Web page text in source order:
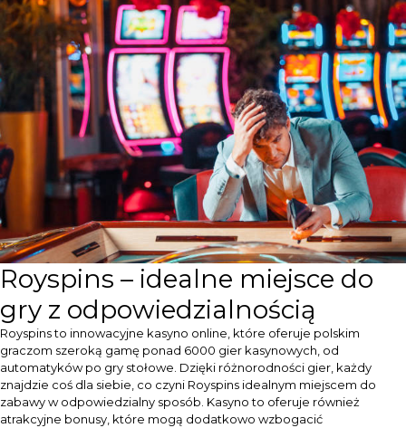
Royspins – idealne miejsce do
gry z odpowiedzialnością
Royspins to innowacyjne kasyno online, które oferuje polskim
graczom szeroką gamę ponad 6000 gier kasynowych, od
automatyków po gry stołowe. Dzięki różnorodności gier, każdy
znajdzie coś dla siebie, co czyni Royspins idealnym miejscem do
zabawy w odpowiedzialny sposób. Kasyno to oferuje również
atrakcyjne bonusy, które mogą dodatkowo wzbogacić